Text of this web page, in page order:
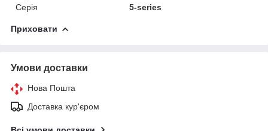
Серія
5-series
Приховати
Умови доставки
Нова Пошта
Доставка кур'єром